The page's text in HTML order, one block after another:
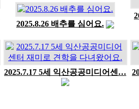
2025.8.26 배추를 심어요.
2025.7.17 5세 익산공공미디어센…